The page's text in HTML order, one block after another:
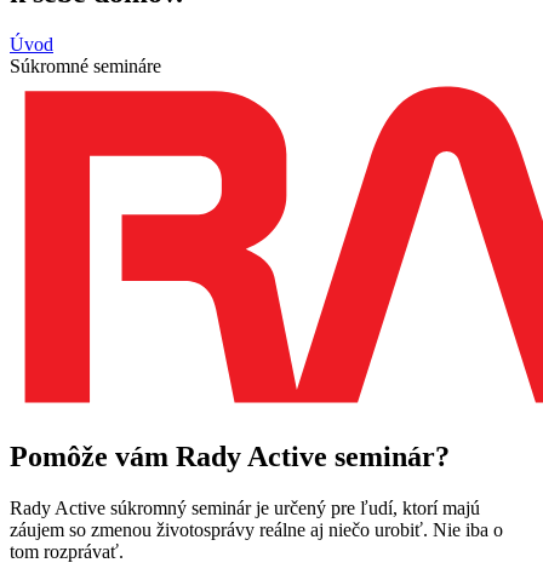
Úvod
Súkromné semináre
Pomôže vám Rady Active seminár?
Rady Active súkromný seminár je určený pre ľudí, ktorí majú
záujem so zmenou životosprávy reálne aj niečo urobiť. Nie iba o
tom rozprávať.